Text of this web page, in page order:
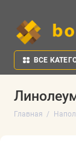
ВСЕ
Главная